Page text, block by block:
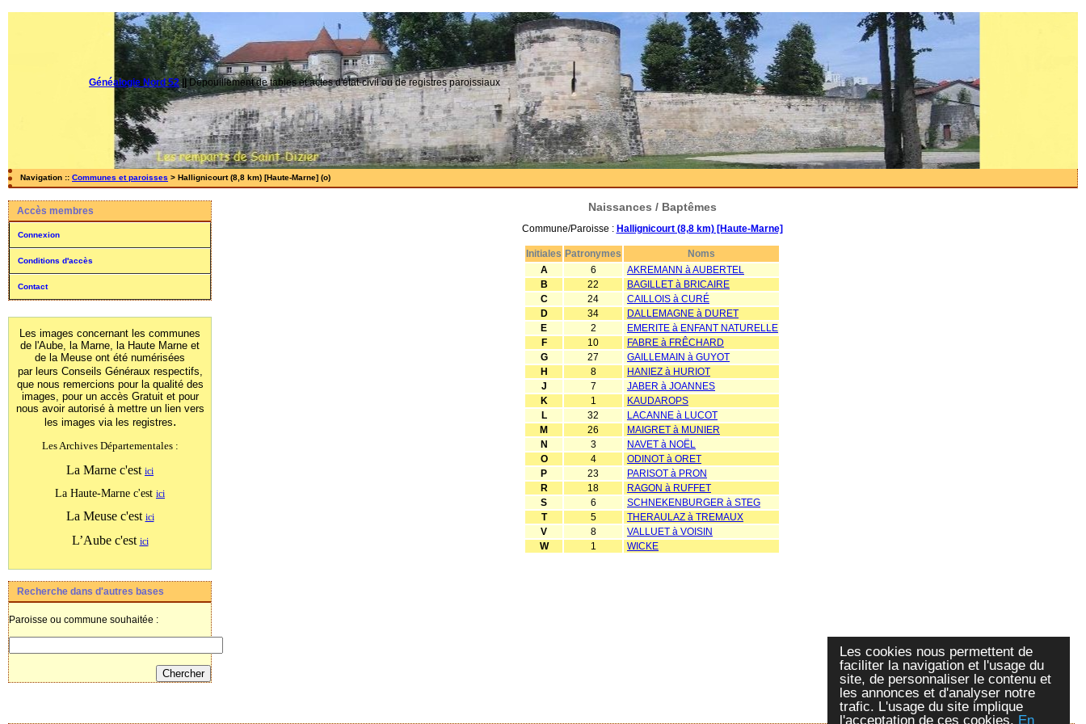
Les cookies nous permettent de
faciliter la navigation et l'usage du
site, de personnaliser le contenu et
les annonces et d'analyser notre
trafic. L'usage du site implique
l'acceptation de ces cookies. En
Généalogie Nord 52|| Dépouillement de tables et actes d'état-civil ou de registres paroissiaux
Navigation :: Communes et paroisses > Hallignicourt (8,8 km) [Haute-Marne] (o)
Accès membres
Connexion
Conditions d'accès
Contact
Les images concernant les communes
de l'Aube, la Marne, la Haute Marne et
de la Meuse ont été numérisées
par leurs Conseils Généraux respectifs,
que nous remercions pour la qualité des
images, pour un accès Gratuit et pour
nous avoir autorisé à mettre un lien vers
les images via les registres.
Les Archives Départementales :
La Marne c'est ici
La Haute-Marne c'est ici
La Meuse c'est ici
L’Aube c'est ici
Recherche dans d'autres bases
Paroisse ou commune souhaitée :
Naissances / Baptêmes
Commune/Paroisse : Hallignicourt (8,8 km) [Haute-Marne]
Initiales Patronymes
Noms
A
6
AKREMANN à AUBERTEL
B
22
BAGILLET à BRICAIRE
C
24
CAILLOIS à CURÉ
D
34
DALLEMAGNE à DURET
E
2
EMERITE à ENFANT NATURELLE
F
10
FABRE à FRÊCHARD
G
27
GAILLEMAIN à GUYOT
H
8
HANIEZ à HURIOT
J
7
JABER à JOANNES
K
1
KAUDAROPS
L
32
LACANNE à LUCOT
M
26
MAIGRET à MUNIER
N
3
NAVET à NOËL
O
4
ODINOT à ORET
P
23
PARISOT à PRON
R
18
RAGON à RUFFET
S
6
SCHNEKENBURGER à STEG
T
5
THERAULAZ à TREMAUX
V
8
VALLUET à VOISIN
W
1 WICKE